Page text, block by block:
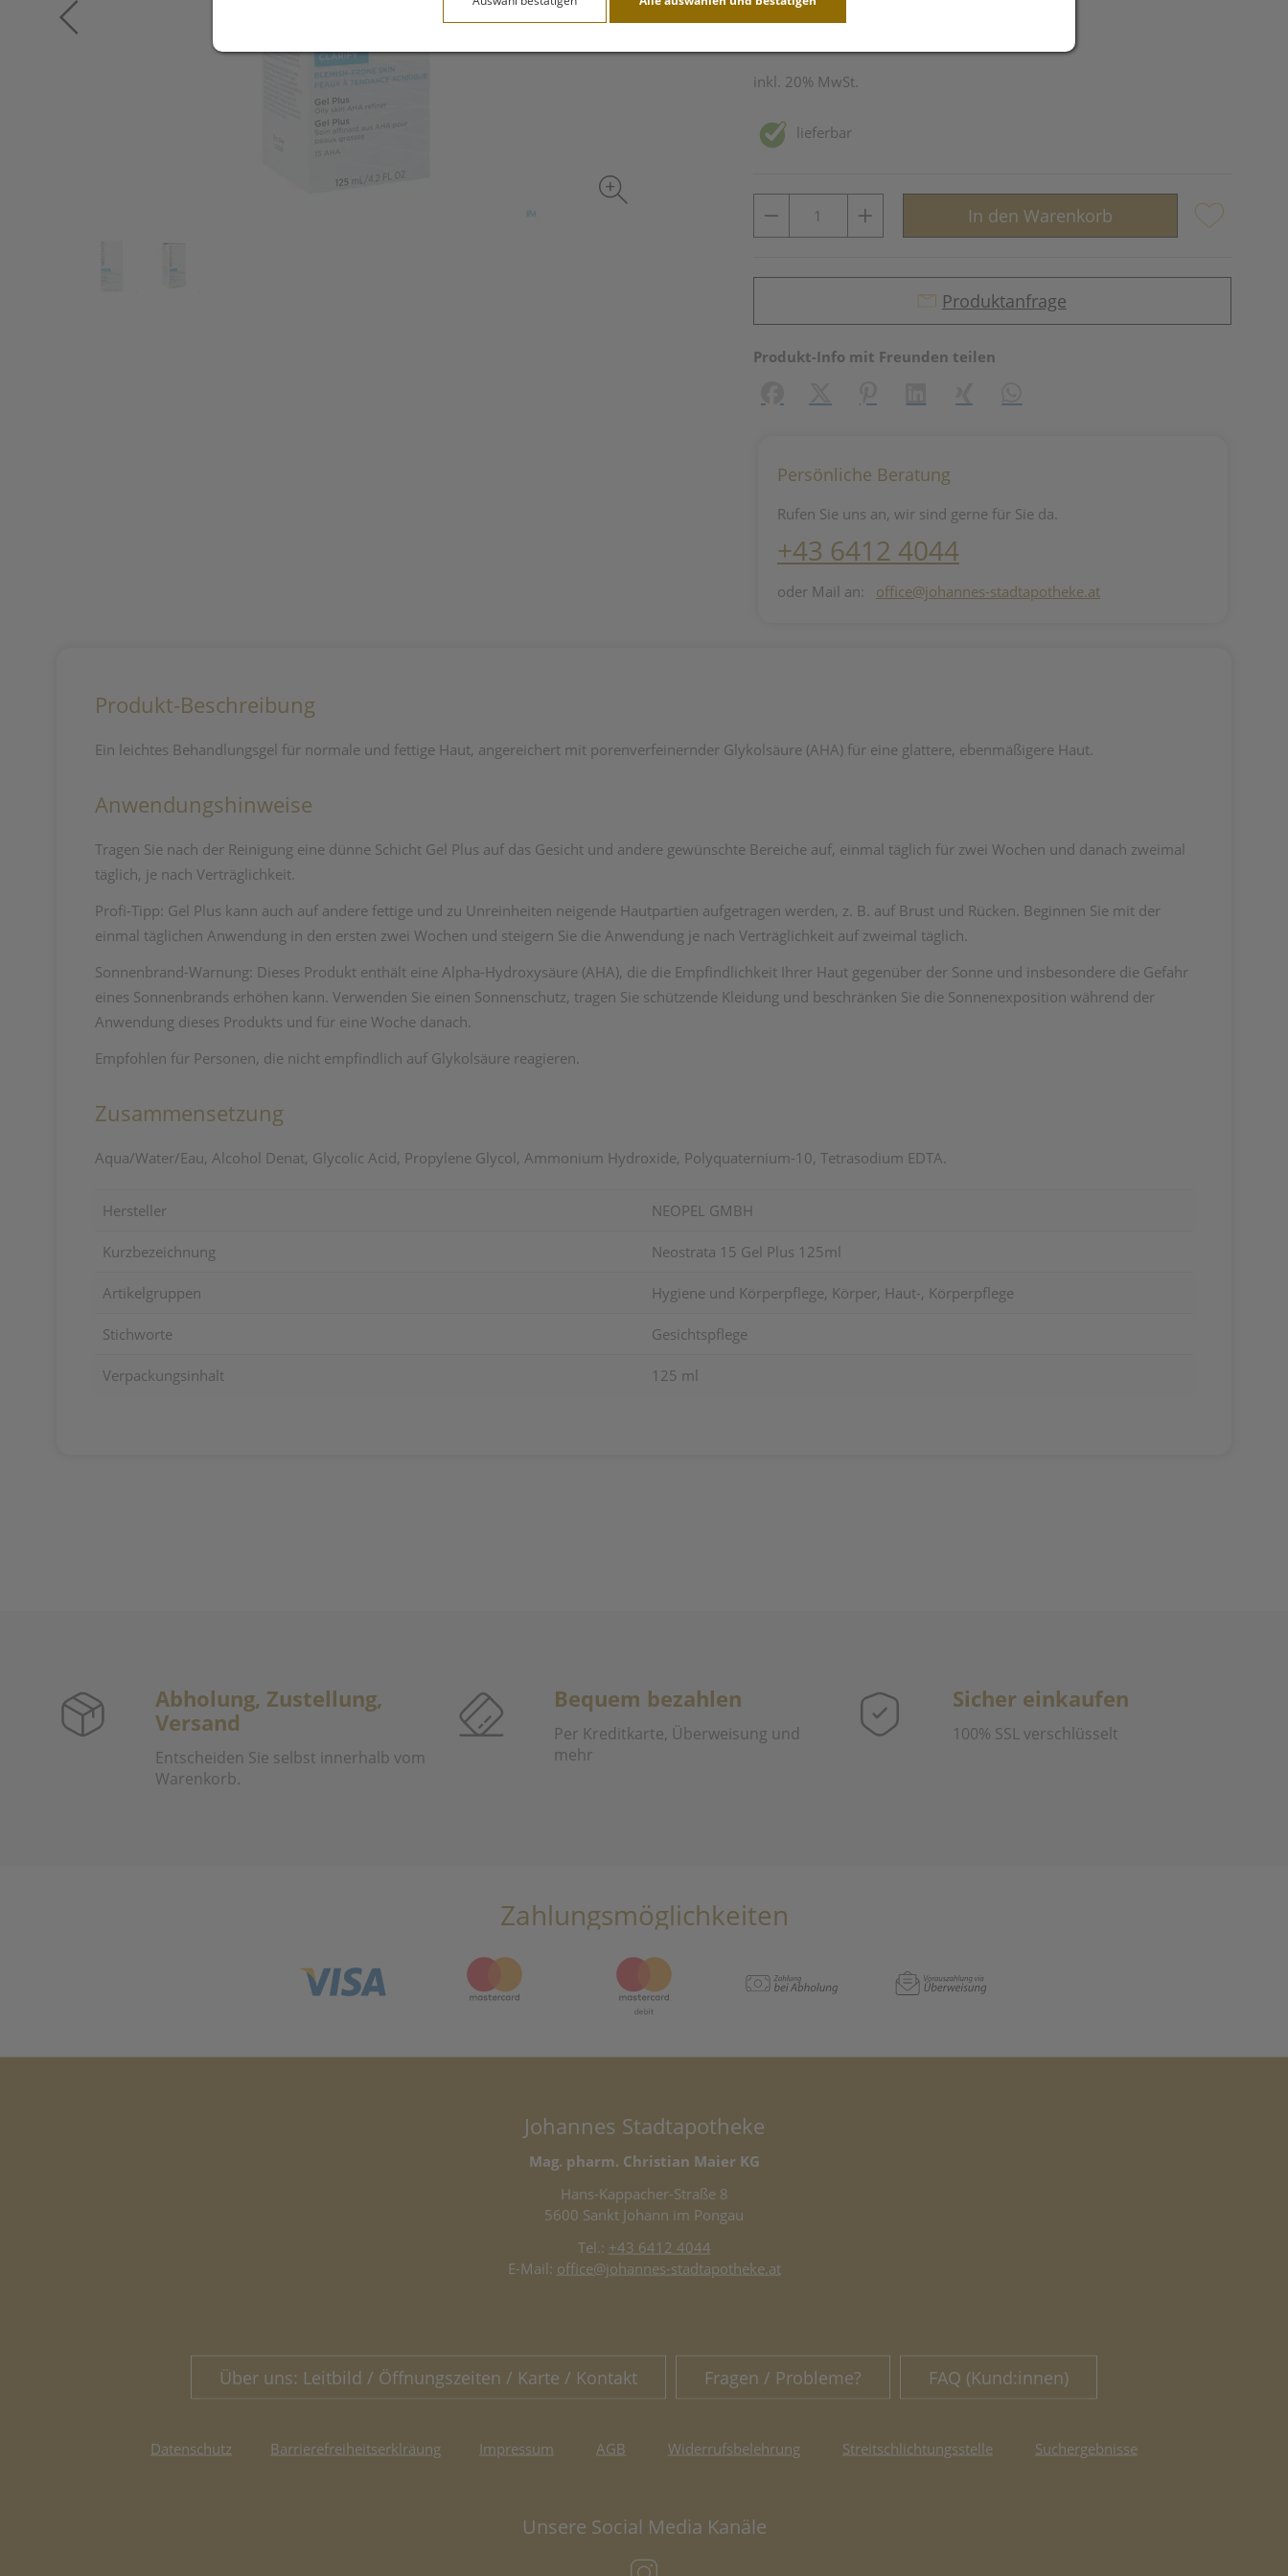
inkl. 20% MwSt.
lieferbar
In den Warenkorb
Produktanfrage
Produkt-Info mit Freunden teilen
Persönliche Beratung
Rufen Sie uns an, wir sind gerne für Sie da.
+43 6412 4044
oder Mail an: office@johannes-stadtapotheke.at
Produkt-Beschreibung
Ein leichtes Behandlungsgel für normale und fettige Haut, angereichert mit porenverfeinernder Glykolsäure (AHA) für eine glattere, ebenmäßigere Haut.
Anwendungshinweise
Tragen Sie nach der Reinigung eine dünne Schicht Gel Plus auf das Gesicht und andere gewünschte Bereiche auf, einmal täglich für zwei Wochen und danach zweimal
täglich, je nach Verträglichkeit.
Profi-Tipp: Gel Plus kann auch auf andere fettige und zu Unreinheiten neigende Hautpartien aufgetragen werden, z. B. auf Brust und Rücken. Beginnen Sie mit der
einmal täglichen Anwendung in den ersten zwei Wochen und steigern Sie die Anwendung je nach Verträglichkeit auf zweimal täglich.
Sonnenbrand-Warnung: Dieses Produkt enthält eine Alpha-Hydroxysäure (AHA), die die Empfindlichkeit Ihrer Haut gegenüber der Sonne und insbesondere die Gefahr
eines Sonnenbrands erhöhen kann. Verwenden Sie einen Sonnenschutz, tragen Sie schützende Kleidung und beschränken Sie die Sonnenexposition während der
Anwendung dieses Produkts und für eine Woche danach.
Empfohlen für Personen, die nicht empfindlich auf Glykolsäure reagieren.
Zusammensetzung
Aqua/Water/Eau, Alcohol Denat, Glycolic Acid, Propylene Glycol, Ammonium Hydroxide, Polyquaternium-10, Tetrasodium EDTA.
Hersteller NEOPEL GMBH
Kurzbezeichnung Neostrata 15 Gel Plus 125ml
Artikelgruppen Hygiene und Körperpflege, Körper, Haut-, Körperpflege
Stichworte Gesichtspflege
Verpackungsinhalt 125 ml
Abholung, Zustellung,
Versand
Entscheiden Sie selbst innerhalb vom
Warenkorb.
Bequem bezahlen
Per Kreditkarte, Überweisung und
mehr
Sicher einkaufen
100% SSL verschlüsselt
Zahlungsmöglichkeiten
Johannes Stadtapotheke
Mag. pharm. Christian Maier KG
Hans-Kappacher-Straße 8
5600 Sankt Johann im Pongau
Tel.: +43 6412 4044
E-Mail: office@johannes-stadtapotheke.at
Über uns: Leitbild / Öffnungszeiten / Karte / Kontakt Fragen / Probleme? FAQ (Kund:innen)
Datenschutz Barrierefreiheitserklräung Impressum AGB Widerrufsbelehrung Streitschlichtungsstelle Suchergebnisse
Unsere Social Media Kanäle